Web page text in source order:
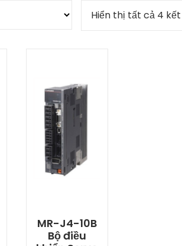
Hiển thị tất cả 4
MR-J4-10B
Bộ điều